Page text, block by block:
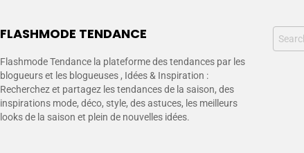
FLASHMODE TENDANCE
Flashmode Tendance la plateforme des tendances par les
blogueurs et les blogueuses , Idées & Inspiration :
Recherchez et partagez les tendances de la saison, des
inspirations mode, déco, style, des astuces, les meilleurs
looks de la saison et plein de nouvelles idées.